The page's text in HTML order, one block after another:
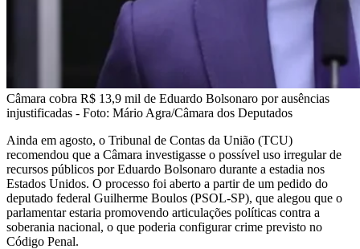
Câmara cobra R$ 13,9 mil de Eduardo Bolsonaro por ausências
injustificadas - Foto: Mário Agra/Câmara dos Deputados
Ainda em agosto, o Tribunal de Contas da União (TCU)
recomendou que a Câmara investigasse o possível uso irregular de
recursos públicos por Eduardo Bolsonaro durante a estadia nos
Estados Unidos. O processo foi aberto a partir de um pedido do
deputado federal Guilherme Boulos (PSOL-SP), que alegou que o
parlamentar estaria promovendo articulações políticas contra a
soberania nacional, o que poderia configurar crime previsto no
Código Penal.